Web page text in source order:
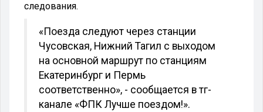
следования.
«Поезда следуют через станции
Чусовская, Нижний Тагил с выходом
на основной маршрут по станциям
Екатеринбург и Пермь
соответственно», - сообщается в тг-
канале «ФПК Лучше поездом!».